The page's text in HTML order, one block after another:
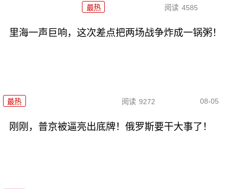
最热 阅读 4585
里海一声巨响，这次差点把两场战争炸成一锅粥！
最热 阅读 9272 08-05
刚刚，普京被逼亮出底牌！俄罗斯要干大事了！